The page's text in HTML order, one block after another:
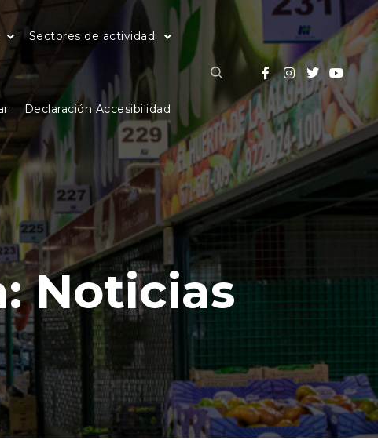
Sectores de actividad
Declaración Accesibilidad
Buscar
Noticias